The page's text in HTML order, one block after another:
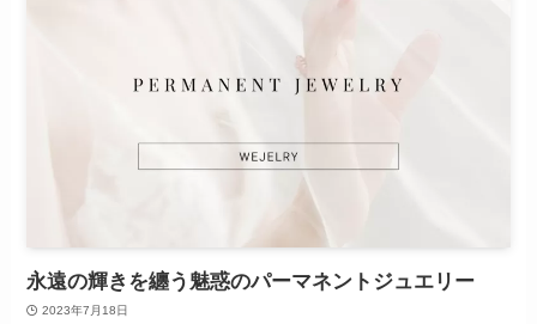
永遠の輝きを纏う魅惑のパーマネントジュエリー
2023年7月18日